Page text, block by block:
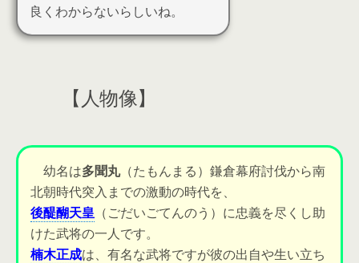
良くわからないらしいね。
【人物像】
幼名は多聞丸（たもんまる）鎌倉幕府討伐から南
北朝時代突入までの激動の時代を、
後醍醐天皇 （ごだいごてんのう）に忠義を尽くし助
けた武将の一人です。
楠木正成は、有名な武将ですが彼の出自や生い立ち